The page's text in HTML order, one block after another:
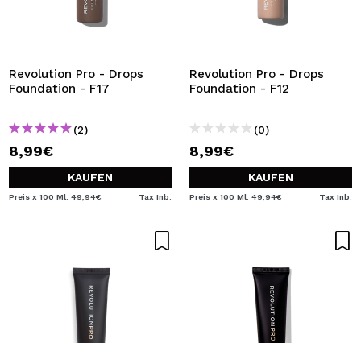
Revolution Pro - Drops
Foundation - F17
(2)
8,99€
KAUFEN
Preis x 100 Ml: 49,94€ Tax Inb.
Revolution Pro - Drops
Foundation - F12
(0)
8,99€
KAUFEN
Preis x 100 Ml: 49,94€ Tax Inb.